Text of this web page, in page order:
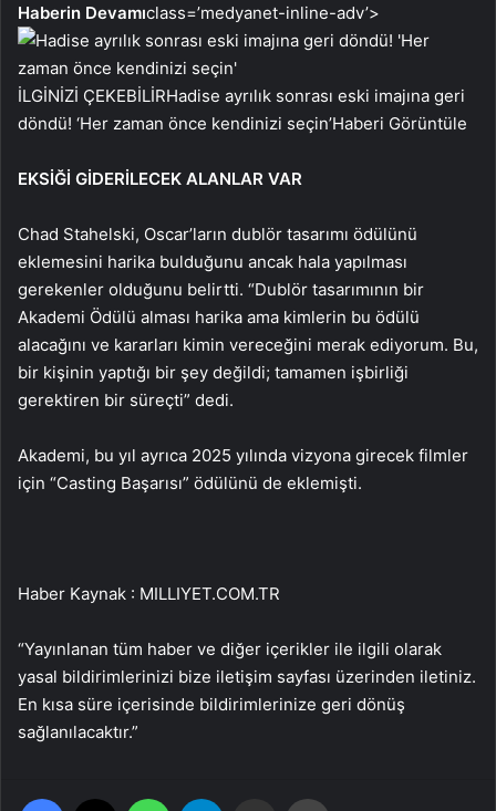
Haberin Devamıclass=’medyanet-inline-adv’>
İLGİNİZİ ÇEKEBİLİRHadise ayrılık sonrası eski imajına geri
döndü! ‘Her zaman önce kendinizi seçin’Haberi Görüntüle
EKSİĞİ GİDERİLECEK ALANLAR VAR
Chad Stahelski, Oscar’ların dublör tasarımı ödülünü
eklemesini harika bulduğunu ancak hala yapılması
gerekenler olduğunu belirtti. “Dublör tasarımının bir
Akademi Ödülü alması harika ama kimlerin bu ödülü
alacağını ve kararları kimin vereceğini merak ediyorum. Bu,
bir kişinin yaptığı bir şey değildi; tamamen işbirliği
gerektiren bir süreçti” dedi.
Akademi, bu yıl ayrıca 2025 yılında vizyona girecek filmler
için “Casting Başarısı” ödülünü de eklemişti.
Haber Kaynak : MILLIYET.COM.TR
“Yayınlanan tüm haber ve diğer içerikler ile ilgili olarak
yasal bildirimlerinizi bize iletişim sayfası üzerinden iletiniz.
En kısa süre içerisinde bildirimlerinize geri dönüş
sağlanılacaktır.”
Facebook WhatsApp Email'den paylaş